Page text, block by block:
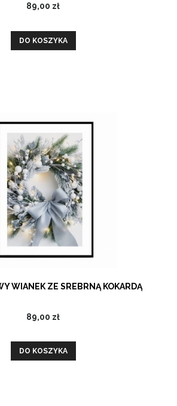
89,00 zł
DO KOSZYKA
WIANEK ZE SREBRNĄ KOKARDĄ
89,00 zł
DO KOSZYKA